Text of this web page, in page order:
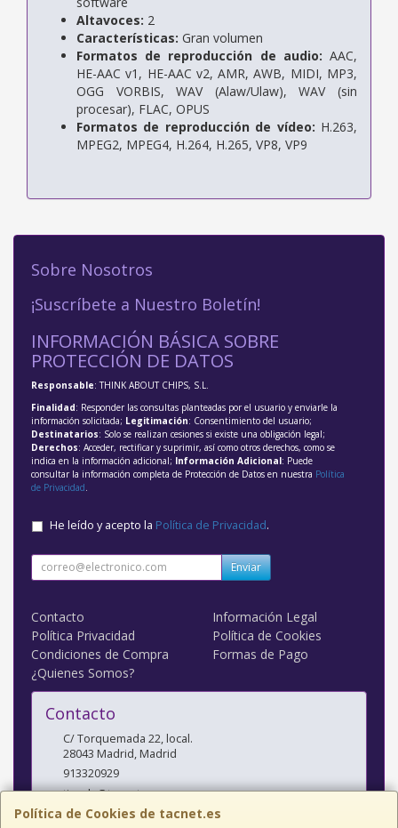
Altavoces: 2
Características: Gran volumen
Formatos de reproducción de audio: AAC,
HE-AAC v1, HE-AAC v2, AMR, AWB, MIDI, MP3,
OGG VORBIS, WAV (Alaw/Ulaw), WAV (sin
procesar), FLAC, OPUS
Formatos de reproducción de vídeo: H.263,
MPEG2, MPEG4, H.264, H.265, VP8, VP9
Política de Cookies de tacnet.es
Sobre Nosotros
¡Suscríbete a Nuestro Boletín!
INFORMACIÓN BÁSICA SOBRE
PROTECCIÓN DE DATOS
Responsable: THINK ABOUT CHIPS, S.L.
Finalidad: Responder las consultas planteadas por el usuario y enviarle la
información solicitada; Legitimación: Consentimiento del usuario;
Destinatarios: Solo se realizan cesiones si existe una obligación legal;
Derechos: Acceder, rectificar y suprimir, así como otros derechos, como se
indica en la información adicional; Información Adicional: Puede
consultar la información completa de Protección de Datos en nuestra Política
de Privacidad
He leído y acepto la Política de Privacidad.
Enviar
Contacto
Información Legal
Política Privacidad
Política de Cookies
Condiciones de Compra
Formas de Pago
¿Quienes Somos?
Contacto
C/ Torquemada 22, local.
28043 Madrid,Madrid
913320929
tienda@tacnet.es